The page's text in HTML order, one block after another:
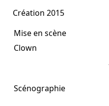
Création 2015
Mise en scène
Clown
Scénographie